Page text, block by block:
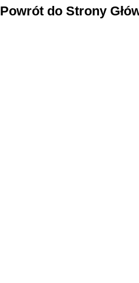
Powrót do Strony